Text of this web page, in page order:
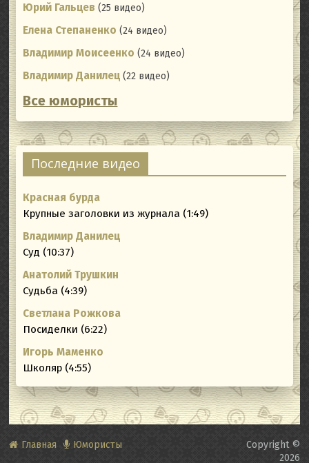
Юрий Гальцев (25 видео)
Елена Степаненко (24 видео)
Владимир Моисеенко (24 видео)
Владимир Данилец (22 видео)
Все юмористы
Последние видео
Красная бурда
Крупные заголовки из журнала (1:49)
Владимир Данилец
Суд (10:37)
Анатолий Трушкин
Судьба (4:39)
Светлана Рожкова
Посиделки (6:22)
Игорь Маменко
Школяр (4:55)
Главная Юмористы
Copyright ©
2026